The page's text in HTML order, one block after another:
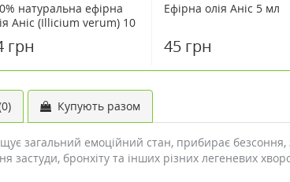
натуральна ефірна
Аніс (Illicium verum) 10
грн
Ефірна олія Аніс 5 мл
45 грн
Купують разом
загальний емоційний стан, прибирає
застуди, бронхіту та інших різних легеневих